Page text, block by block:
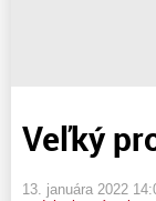
Veľký
13. januára 2022